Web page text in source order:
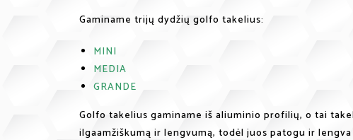
Gaminame trijų dydžių golfo takelius:
MINI
MEDIA
GRANDE
Golfo takelius gaminame iš aliuminio profilių, o tai
ilgaamžiškumą ir lengvumą, todėl juos patogu ir